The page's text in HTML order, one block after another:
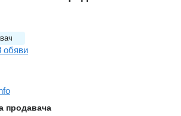
обяви
продавача